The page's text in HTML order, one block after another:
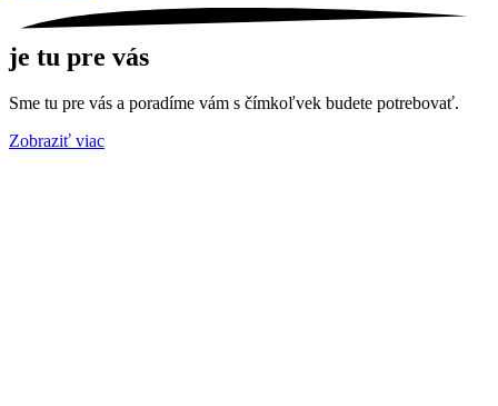
je tu pre vás
Sme tu pre vás a poradíme vám s čímkoľvek budete potrebovať.
Zobraziť viac